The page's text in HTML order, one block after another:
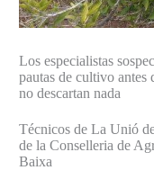
Los especialistas
pautas de cultivo antes
no descartan nada
Técnicos de La Unió
de la Conselleria de
Baixa